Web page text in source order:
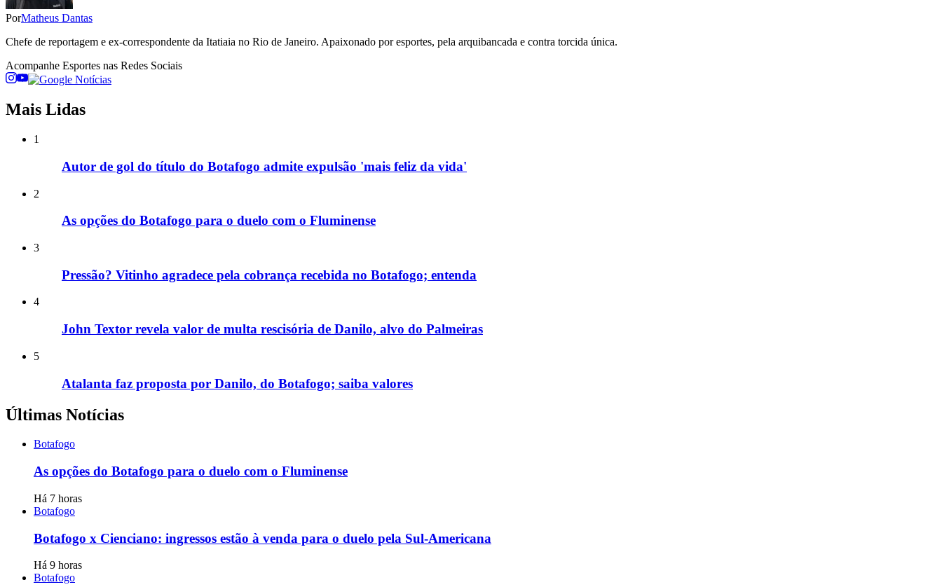
PorMatheus Dantas
Chefe de reportagem e ex-correspondente da Itatiaia no Rio de Janeiro. Apaixonado por esportes, pela arquibancada e contra torcida única.
Acompanhe Esportes nas Redes Sociais
Mais Lidas
1
Autor de gol do título do Botafogo admite expulsão 'mais feliz da vida'
2
As opções do Botafogo para o duelo com o Fluminense
3
Pressão? Vitinho agradece pela cobrança recebida no Botafogo; entenda
4
John Textor revela valor de multa rescisória de Danilo, alvo do Palmeiras
5
Atalanta faz proposta por Danilo, do Botafogo; saiba valores
Últimas Notícias
Botafogo
As opções do Botafogo para o duelo com o Fluminense
Há 7 horas
Botafogo
Botafogo x Cienciano: ingressos estão à venda para o duelo pela Sul-Americana
Há 9 horas
Botafogo